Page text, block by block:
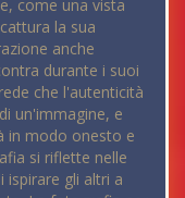
come una vista
la sua
anche
durante i suoi
che l'autenticità
un'immagine, e
in modo onesto e
si riflette nelle
ispirare gli altri a